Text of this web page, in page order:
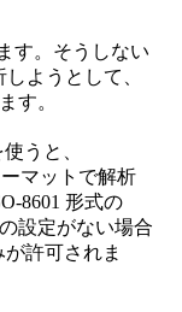
す。そうしない
ようとして、
す。
うと、
マットで解析
8601 形式の
設定がない場合
許可されま